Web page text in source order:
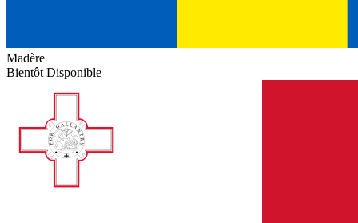
Madère
Bientôt Disponible